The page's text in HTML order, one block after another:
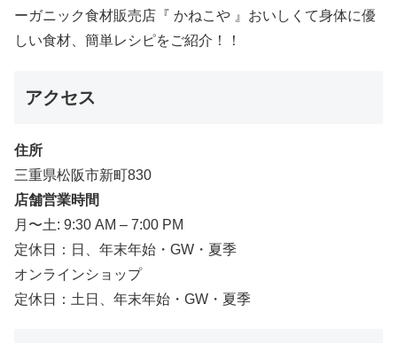
ーガニック食材販売店『 かねこや 』おいしくて身体に優
しい食材、簡単レシピをご紹介！！
アクセス
住所
三重県松阪市新町830
店舗営業時間
月〜土: 9:30 AM – 7:00 PM
定休日：日、年末年始・GW・夏季
オンラインショップ
定休日：土日、年末年始・GW・夏季